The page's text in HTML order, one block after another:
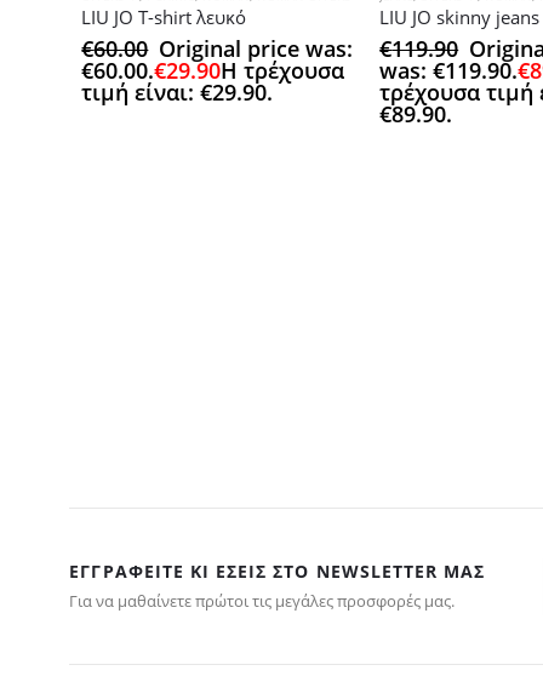
LIU JO T-shirt λευκό
€60.00 Original price was:
€60.00.€29.90Η τρέχουσα
τιμή είναι: €29.90.
LIU JO skinny
€119.90
was: €119.90.€
τρέχουσα τιμή
€89.90.
ΕΓΓΡΑΦΕΊΤΕ ΚΙ ΕΣΕΊΣ ΣΤΟ NEWSLETTER ΜΑΣ
Για να μαθαίνετε πρώτοι τις μεγάλες προσφορές μας.